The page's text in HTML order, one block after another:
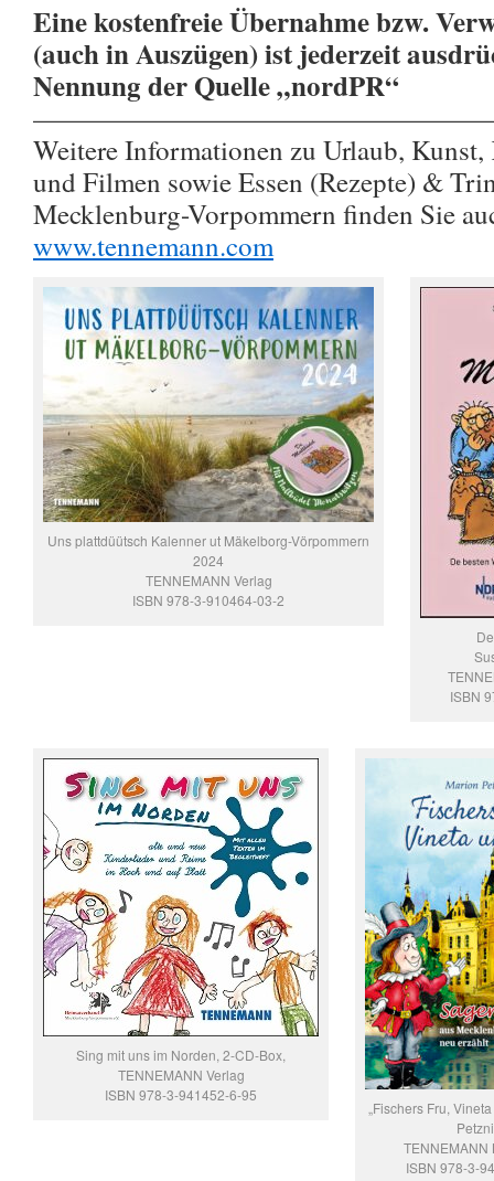
Eine kostenfreie Übernahme bzw.
(auch in Auszügen) ist jederzeit
Nennung der Quelle „nordPR“
Weitere Informationen zu Urlaub,
und Filmen sowie Essen (Rezepte) &
Mecklenburg-Vorpommern finden Sie
www.tennemann.com
Uns plattdüütsch Kalenner ut Mäkelborg-Vörpommern
2024
TENNEMANN Verlag
ISBN 978-3-910464-03-2
ISBN
Sing mit uns im Norden, 2-CD-Box,
TENNEMANN Verlag
ISBN 978-3-941452-6-95
„Fischers Fru,
TENNEMANN
ISBN 978-3-